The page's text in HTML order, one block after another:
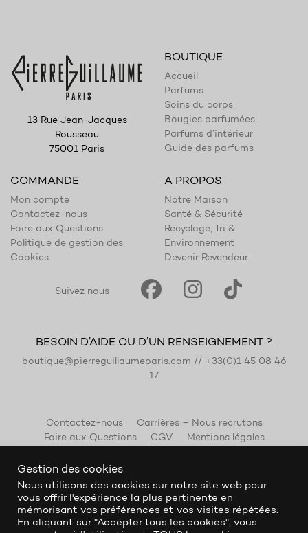
13 Rue Jean-Jacques
Rousseau
75001 Paris
BOUTIQUE
Accueil
Parfums
Soins du corps
Bougies parfumées
Parfums d’intérieur
Guide des parfums
COMMANDE
Mon compte
Contactez-nous
Foire aux Questions
Politique de gestion des
Cookies
A PROPOS
Notre Maison
Santé & Sécurité
Recyclage, Tri &
Environnement
Devenir Revendeur
Suivez nous
BESOIN D’AIDE OU D’UN RENSEIGNEMENT ?
boutique@pierreguillaumeparis.com // +33(0)1 45 08 46
17
Contactez-nous
Carrières – Nous recrutons
Foire aux Questions
CGV Mentions légales
Gestion des cookies
Nous utilisons des cookies sur notre site web pour
vous offrir l'expérience la plus pertinente en
mémorisant vos préférences et vos visites répétées.
En cliquant sur "Accepter tous les cookies", vous